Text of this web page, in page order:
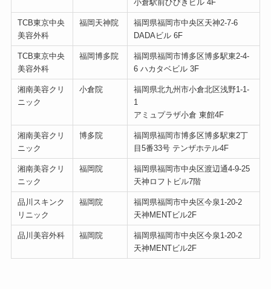
小倉駅前ひびきビル 4F
TCB東京中央
美容外科
福岡天神院
福岡県福岡市中央区天神2-7-6
DADAビル 6F
TCB東京中央
美容外科
福岡博多院
福岡県福岡市博多区博多駅東2-4-
6 ハカタベビル 3F
湘南美容クリ
ニック
小倉院
福岡県北九州市小倉北区浅野1-1-
1
アミュプラザ小倉 東館4F
湘南美容クリ
ニック
博多院
福岡県福岡市博多区博多駅東2丁
目5番33号 テンザホテル4F
湘南美容クリ
ニック
福岡院
福岡県福岡市中央区渡辺通4-9-25
天神ロフトビル7階
品川スキンク
リニック
福岡院
福岡県福岡市中央区今泉1-20-2
天神MENTビル2F
品川美容外科 福岡院
福岡県福岡市中央区今泉1-20-2
天神MENTビル2F